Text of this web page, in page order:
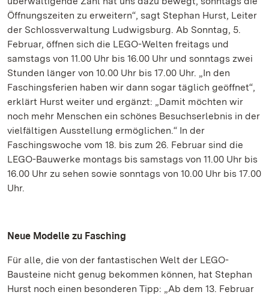
Öffnungszeiten zu erweitern“, sagt Stephan Hurst, Leiter
der Schlossverwaltung Ludwigsburg. Ab Sonntag, 5.
Februar, öffnen sich die LEGO-Welten freitags und
samstags von 11.00 Uhr bis 16.00 Uhr und sonntags zwei
Stunden länger von 10.00 Uhr bis 17.00 Uhr. „In den
Faschingsferien haben wir dann sogar täglich geöffnet“,
erklärt Hurst weiter und ergänzt: „Damit möchten wir
noch mehr Menschen ein schönes Besuchserlebnis in der
vielfältigen Ausstellung ermöglichen.“ In der
Faschingswoche vom 18. bis zum 26. Februar sind die
LEGO-Bauwerke montags bis samstags von 11.00 Uhr bis
16.00 Uhr zu sehen sowie sonntags von 10.00 Uhr bis 17.00
Uhr.
Neue Modelle zu Fasching
Für alle, die von der fantastischen Welt der LEGO-
Bausteine nicht genug bekommen können, hat Stephan
Hurst noch einen besonderen Tipp: „Ab dem 13. Februar